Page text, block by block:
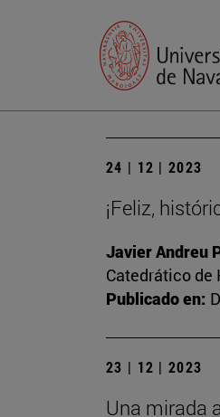
24 | 12 | 2023
¡Feliz,
Javier Andreu
Catedrático de
Publicado en:
23 | 12 | 2023
Una mirada